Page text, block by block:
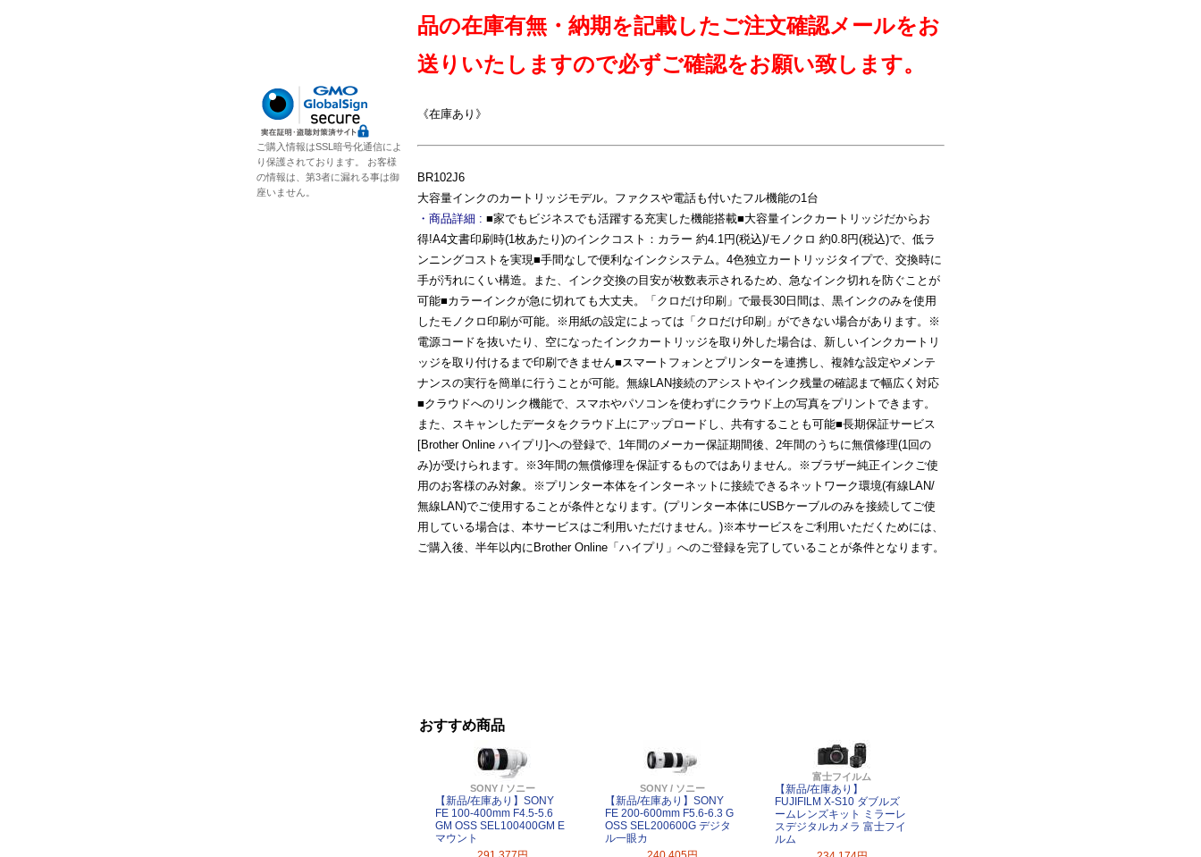
品の在庫有無・納期を記載したご注文確認メールをお
送りいたしますので必ずご確認をお願い致します。
《在庫あり》
BR102J6
大容量インクのカートリッジモデル。ファクスや電話も付いたフル機能の1台
・商品詳細 : ■家でもビジネスでも活躍する充実した機能搭載■大容量インクカートリッジだからお
得!A4文書印刷時(1枚あたり)のインクコスト：カラー 約4.1円(税込)/モノクロ 約0.8円(税込)で、低ラ
ンニングコストを実現■手間なしで便利なインクシステム。4色独立カートリッジタイプで、交換時に
手が汚れにくい構造。また、インク交換の目安が枚数表示されるため、急なインク切れを防ぐことが
可能■カラーインクが急に切れても大丈夫。「クロだけ印刷」で最長30日間は、黒インクのみを使用
したモノクロ印刷が可能。※用紙の設定によっては「クロだけ印刷」ができない場合があります。※
電源コードを抜いたり、空になったインクカートリッジを取り外した場合は、新しいインクカートリ
ッジを取り付けるまで印刷できません■スマートフォンとプリンターを連携し、複雑な設定やメンテ
ナンスの実行を簡単に行うことが可能。無線LAN接続のアシストやインク残量の確認まで幅広く対応
■クラウドへのリンク機能で、スマホやパソコンを使わずにクラウド上の写真をプリントできます。
また、スキャンしたデータをクラウド上にアップロードし、共有することも可能■長期保証サービス
[Brother Online ハイプリ]への登録で、1年間のメーカー保証期間後、2年間のうちに無償修理(1回の
み)が受けられます。※3年間の無償修理を保証するものではありません。※ブラザー純正インクご使
用のお客様のみ対象。※プリンター本体をインターネットに接続できるネットワーク環境(有線LAN/
無線LAN)でご使用することが条件となります。(プリンター本体にUSBケーブルのみを接続してご使
用している場合は、本サービスはご利用いただけません。)※本サービスをご利用いただくためには、
ご購入後、半年以内にBrother Online「ハイプリ」へのご登録を完了していることが条件となります。
おすすめ商品
SONY / ソニー
【新品/在庫あり】SONY
FE 100-400mm F4.5-5.6
GM OSS SEL100400GM E
マウント
SONY / ソニー
【新品/在庫あり】SONY
FE 200-600mm F5.6-6.3 G
OSS SEL200600G デジタ
ル一眼カ
富士フイルム
【新品/在庫あり】
FUJIFILM X-S10 ダブルズ
ームレンズキット ミラーレ
スデジタルカメラ 富士フイ
ルム
ご購入情報はSSL暗号化通信によ
り保護されております。 お客様
の情報は、第3者に漏れる事は御
座いません。